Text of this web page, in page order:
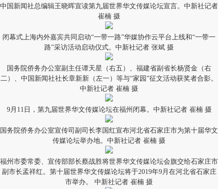
中国新闻社总编辑王晓晖宣读第九届世界华文传媒论坛宣言。中新社记者
崔楠 摄
闭幕式上海内外嘉宾共同启动“一带一路”华媒协作云平台上线和“一带一
路”采访活动启动仪式。中新社记者 张斌 摄
国务院侨务办公室副主任谭天星（右五）、福建省副省长杨贤金（右
二）、中国新闻社社长章新新（左一）等与“家园”征文活动获奖者合影。
中新社记者 崔楠 摄
9月11日，第九届世界华文传媒论坛在福州闭幕。中新社记者 崔楠 摄
国务院侨务办公室宣传司副司长李国红宣布河北省石家庄市为第十届华文
传媒论坛举办地。中新社记者 崔楠 摄
福州市委常委、宣传部部长蔡战胜将世界华文传媒论坛会旗交给石家庄市
副市长孟祥红。第十届世界华文传媒论坛将于2019年9月在河北省石家庄
市举办。 中新社记者 崔楠 摄